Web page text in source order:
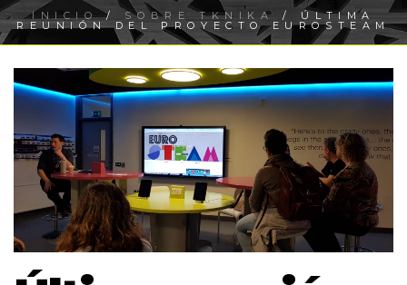
INICIO/ SOBRE TKNIKA / ÚLTIMA
REUNIÓN DEL PROYECTO EUROSTEAM